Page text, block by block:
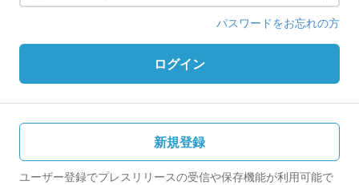
パスワードをお忘れの方
ログイン
新規登録
ユーザー登録でプレスリリースの受信や保存機能が利用可能で